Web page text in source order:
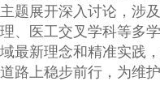
主题展开深入讨论，涉
理、医工交叉学科等多
域最新理念和精准实践
道路上稳步前行，为维